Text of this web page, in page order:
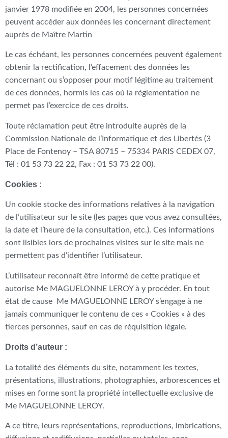
janvier 1978 modifiée en 2004, les personnes concernées
peuvent accéder aux données les concernant directement
auprès de Maître Martin
Le cas échéant, les personnes concernées peuvent également
obtenir la rectification, l’effacement des données les
concernant ou s’opposer pour motif légitime au traitement
de ces données, hormis les cas où la réglementation ne
permet pas l’exercice de ces droits.
Toute réclamation peut être introduite auprès de la
Commission Nationale de l’Informatique et des Libertés (3
Place de Fontenoy – TSA 80715 – 75334 PARIS CEDEX 07,
Tél : 01 53 73 22 22, Fax : 01 53 73 22 00).
Cookies :
Un cookie stocke des informations relatives à la navigation
de l’utilisateur sur le site (les pages que vous avez consultées,
la date et l’heure de la consultation, etc.). Ces informations
sont lisibles lors de prochaines visites sur le site mais ne
permettent pas d’identifier l’utilisateur.
L’utilisateur reconnaît être informé de cette pratique et
autorise Me MAGUELONNE LEROY à y procéder. En tout
état de cause Me MAGUELONNE LEROY s’engage à ne
jamais communiquer le contenu de ces « Cookies » à des
tierces personnes, sauf en cas de réquisition légale.
Droits d’auteur :
La totalité des éléments du site, notamment les textes,
présentations, illustrations, photographies, arborescences et
mises en forme sont la propriété intellectuelle exclusive de
Me MAGUELONNE LEROY.
A ce titre, leurs représentations, reproductions, imbrications,